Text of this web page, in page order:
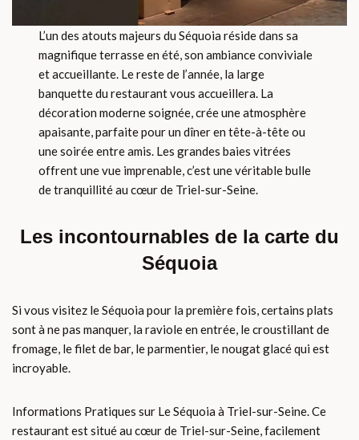
L’un des atouts majeurs du Séquoia réside dans sa
magnifique terrasse en été, son ambiance conviviale
et accueillante. Le reste de l’année, la large
banquette du restaurant vous accueillera. La
décoration moderne soignée, crée une atmosphère
apaisante, parfaite pour un dîner en tête-à-tête ou
une soirée entre amis. Les grandes baies vitrées
offrent une vue imprenable, c’est une véritable bulle
de tranquillité au cœur de Triel-sur-Seine.
Les incontournables de la carte du
Séquoia
Si vous visitez le Séquoia pour la première fois, certains plats
sont à ne pas manquer, la raviole en entrée, le croustillant de
fromage, le filet de bar, le parmentier, le nougat glacé qui est
incroyable.
Informations Pratiques sur Le Séquoia à Triel-sur-Seine. Ce
restaurant est situé au cœur de Triel-sur-Seine, facilement